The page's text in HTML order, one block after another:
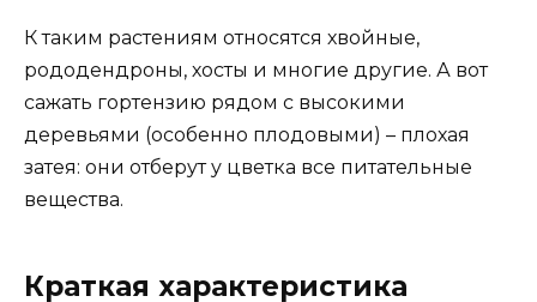
К таким растениям относятся хвойные,
рододендроны, хосты и многие другие. А вот
сажать гортензию рядом с высокими
деревьями (особенно плодовыми) – плохая
затея: они отберут у цветка все питательные
вещества.
Краткая характеристика